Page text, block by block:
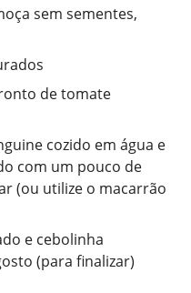
sem sementes,
de tomate
cozido em água e
com um pouco de
(ou utilize o macarrão
e cebolinha
(para finalizar)